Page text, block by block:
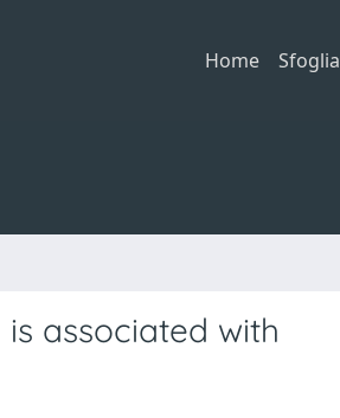
Home Sfoglia
associated with